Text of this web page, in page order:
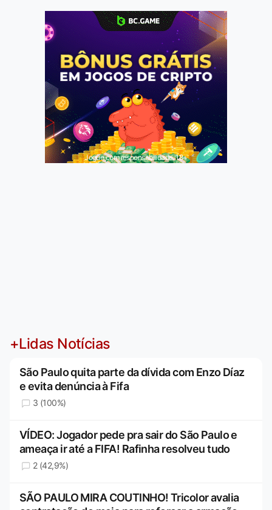
Jogue com responsabilidade. 18+
+Lidas Notícias
São Paulo quita parte da dívida com Enzo Díaz
e evita denúncia à Fifa
3 (100%)
VÍDEO: Jogador pede pra sair do São Paulo e
ameaça ir até a FIFA! Rafinha resolveu tudo
2 (42,9%)
SÃO PAULO MIRA COUTINHO! Tricolor avalia